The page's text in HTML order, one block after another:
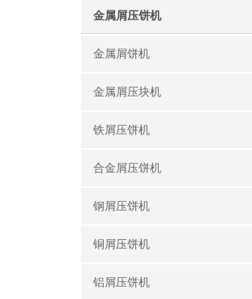
金属屑压饼机
金属屑饼机
金属屑压块机
铁屑压饼机
合金屑压饼机
钢屑压饼机
铜屑压饼机
铝屑压饼机